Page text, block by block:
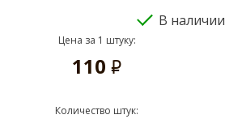
В наличии
Цена за 1 штуку:
110 руб.
Количество штук: